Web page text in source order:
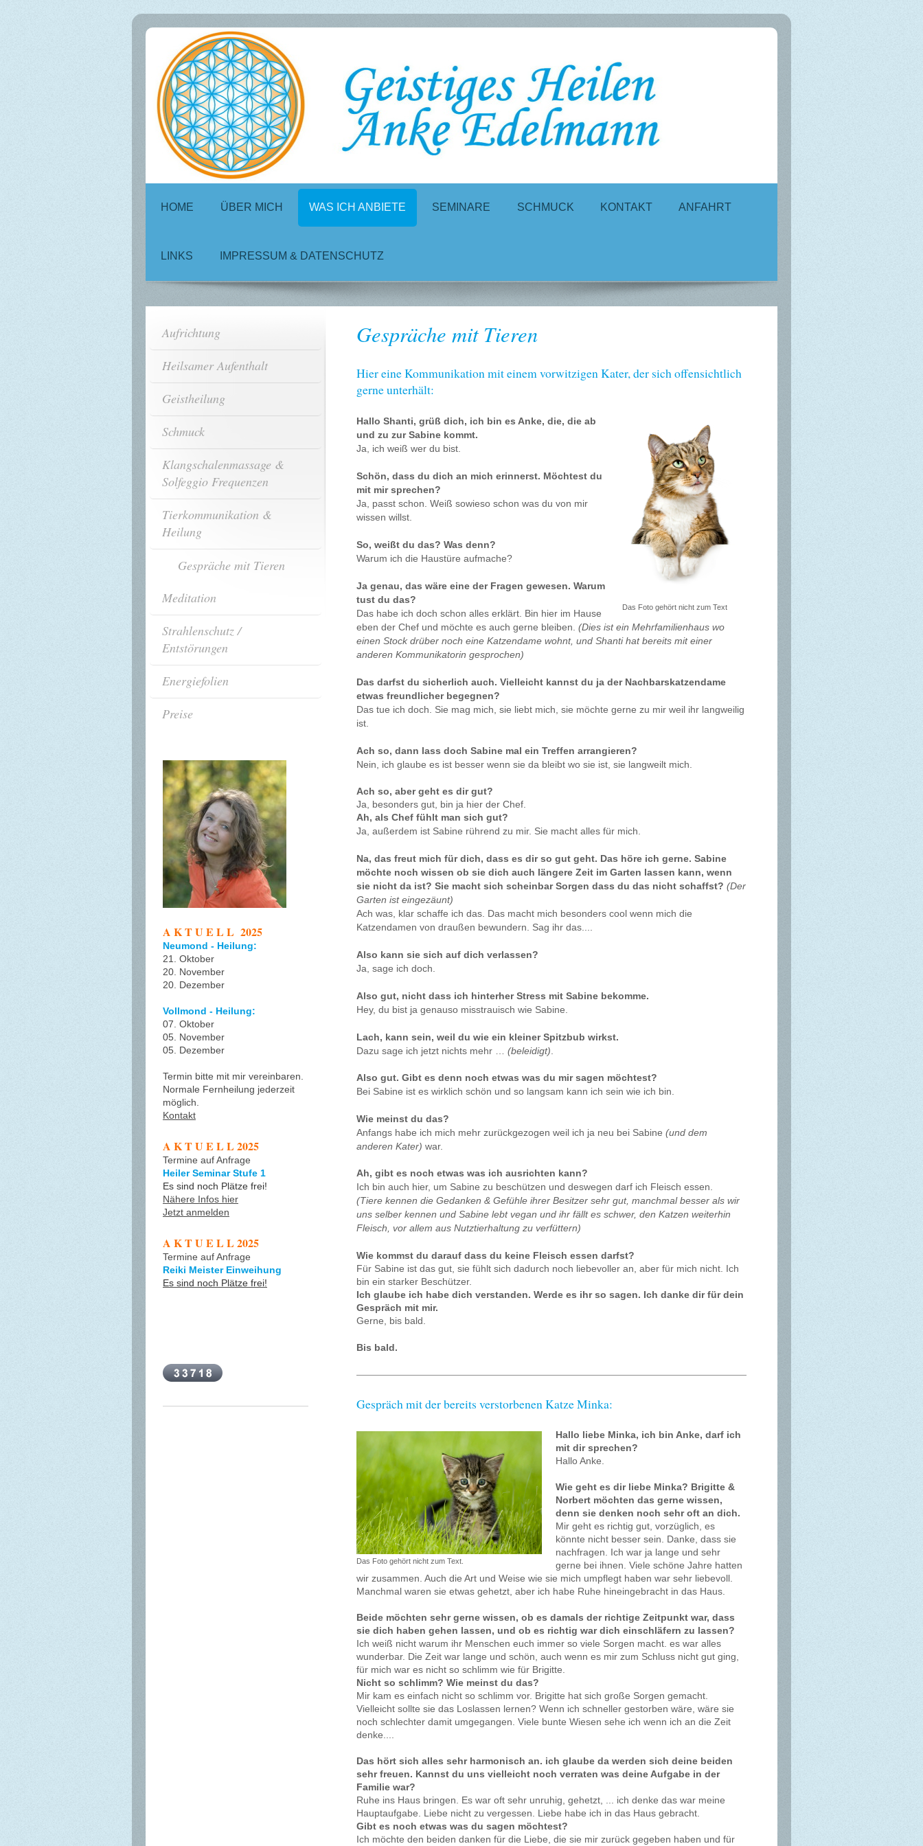
HOME ÜBER MICH WAS ICH ANBIETE SEMINARE SCHMUCK KONTAKT ANFAHRT
LINKS IMPRESSUM & DATENSCHUTZ
Gespräche mit Tieren
Hier eine Kommunikation mit einem vorwitzigen Kater, der sich offensichtlich
gerne unterhält:
Das Foto gehört nicht zum Text
Hallo Shanti, grüß dich, ich bin es Anke, die, die ab
und zu zur Sabine kommt.
Ja, ich weiß wer du bist.
Schön, dass du dich an mich erinnerst. Möchtest du
mit mir sprechen?
Ja, passt schon. Weiß sowieso schon was du von mir
wissen willst.
So, weißt du das? Was denn?
Warum ich die Haustüre aufmache?
Ja genau, das wäre eine der Fragen gewesen. Warum
tust du das?
Das habe ich doch schon alles erklärt. Bin hier im Hause
eben der Chef und möchte es auch gerne bleiben.(Dies ist ein Mehrfamilienhaus wo
einen Stock drüber noch eine Katzendame wohnt, und Shanti hat bereits mit einer
anderen Kommunikatorin gesprochen)
Das darfst du sicherlich auch. Vielleicht kannst du ja der Nachbarskatzendame
etwas freundlicher begegnen?
Das tue ich doch. Sie mag mich, sie liebt mich, sie möchte gerne zu mir weil ihr langweilig
ist.
Ach so, dann lass doch Sabine mal ein Treffen arrangieren?
Nein, ich glaube es ist besser wenn sie da bleibt wo sie ist, sie langweilt mich.
Ach so, aber geht es dir gut?
Ja, besonders gut, bin ja hier der Chef.
Ah, als Chef fühlt man sich gut?
Ja, außerdem ist Sabine rührend zu mir. Sie macht alles für mich.
Na, das freut mich für dich, dass es dir so gut geht. Das höre ich gerne. Sabine
möchte noch wissen ob sie dich auch längere Zeit im Garten lassen kann, wenn
sie nicht da ist? Sie macht sich scheinbar Sorgen dass du das nicht schaffst? (Der
Garten ist eingezäunt)
Ach was, klar schaffe ich das. Das macht mich besonders cool wenn mich die
Katzendamen von draußen bewundern. Sag ihr das....
Also kann sie sich auf dich verlassen?
Ja, sage ich doch.
Also gut, nicht dass ich hinterher Stress mit Sabine bekomme.
Hey, du bist ja genauso misstrauisch wie Sabine.
Lach, kann sein, weil du wie ein kleiner Spitzbub wirkst.
Dazu sage ich jetzt nichts mehr …(beleidigt).
Also gut. Gibt es denn noch etwas was du mir sagen möchtest?
Bei Sabine ist es wirklich schön und so langsam kann ich sein wie ich bin.
Wie meinst du das?
Anfangs habe ich mich mehr zurückgezogen weil ich ja neu bei Sabine(und dem
anderen Kater) war.
Ah, gibt es noch etwas was ich ausrichten kann?
Ich bin auch hier, um Sabine zu beschützen und deswegen darf ich Fleisch essen.
(Tiere kennen die Gedanken & Gefühle ihrer Besitzer sehr gut, manchmal besser als wir
uns selber kennen und Sabine lebt vegan und ihr fällt es schwer, den Katzen weiterhin
Fleisch, vor allem aus Nutztierhaltung zu verfüttern)
Wie kommst du darauf dass du keine Fleisch essen darfst?
Für Sabine ist das gut, sie fühlt sich dadurch noch liebevoller an, aber für mich nicht. Ich
bin ein starker Beschützer.
Ich glaube ich habe dich verstanden. Werde es ihr so sagen. Ich danke dir für dein
Gespräch mit mir.
Gerne, bis bald.
Bis bald.
Gespräch mit der bereits verstorbenen Katze Minka:
Das Foto gehört nicht zum Text.
Hallo liebe Minka, ich bin Anke, darf ich
mit dir sprechen?
Hallo Anke.
Wie geht es dir liebe Minka? Brigitte &
Norbert möchten das gerne wissen,
denn sie denken noch sehr oft an dich.
Mir geht es richtig gut, vorzüglich, es
könnte nicht besser sein. Danke, dass sie
nachfragen. Ich war ja lange und sehr
gerne bei ihnen. Viele schöne Jahre hatten
wir zusammen. Auch die Art und Weise wie sie mich umpflegt haben war sehr liebevoll.
Manchmal waren sie etwas gehetzt, aber ich habe Ruhe hineingebracht in das Haus.
Beide möchten sehr gerne wissen, ob es damals der richtige Zeitpunkt war, dass
sie dich haben gehen lassen, und ob es richtig war dich einschläfern zu lassen?
Ich weiß nicht warum ihr Menschen euch immer so viele Sorgen macht. es war alles
wunderbar. Die Zeit war lange und schön, auch wenn es mir zum Schluss nicht gut ging,
für mich war es nicht so schlimm wie für Brigitte.
Nicht so schlimm? Wie meinst du das?
Mir kam es einfach nicht so schlimm vor. Brigitte hat sich große Sorgen gemacht.
Vielleicht sollte sie das Loslassen lernen? Wenn ich schneller gestorben wäre, wäre sie
noch schlechter damit umgegangen. Viele bunte Wiesen sehe ich wenn ich an die Zeit
denke....
Das hört sich alles sehr harmonisch an. ich glaube da werden sich deine beiden
sehr freuen. Kannst du uns vielleicht noch verraten was deine Aufgabe in der
Familie war?
Ruhe ins Haus bringen. Es war oft sehr unruhig, gehetzt, ... ich denke das war meine
Hauptaufgabe. Liebe nicht zu vergessen. Liebe habe ich in das Haus gebracht.
Gibt es noch etwas was du sagen möchtest?
Ich möchte den beiden danken für die Liebe, die sie mir zurück gegeben haben und für
Aufrichtung
Heilsamer Aufenthalt
Geistheilung
Schmuck
Klangschalenmassage &
Solfeggio Frequenzen
Tierkommunikation &
Heilung
Gespräche mit Tieren
Meditation
Strahlenschutz /
Entstörungen
Energiefolien
Preise
A K T U E L L 2025
Neumond - Heilung:
21. Oktober
20. November
20. Dezember
Vollmond - Heilung:
07. Oktober
05. November
05. Dezember
Termin bitte mit mir vereinbaren.
Normale Fernheilung jederzeit
möglich.
Kontakt
A K T U E L L 2025
Termine auf Anfrage
Heiler Seminar Stufe 1
Es sind noch Plätze frei!
Nähere Infos hier
Jetzt anmelden
A K T U E L L 2025
Termine auf Anfrage
Reiki Meister Einweihung
Es sind noch Plätze frei!